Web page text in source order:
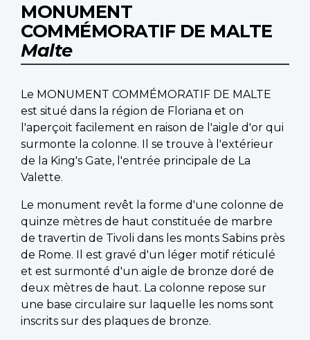
MONUMENT
COMMÉMORATIF DE MALTE
Malte
Le MONUMENT COMMÉMORATIF DE MALTE
est situé dans la région de Floriana et on
l'aperçoit facilement en raison de l'aigle d'or qui
surmonte la colonne. Il se trouve à l'extérieur
de la King's Gate, l'entrée principale de La
Valette.
Le monument revêt la forme d'une colonne de
quinze mètres de haut constituée de marbre
de travertin de Tivoli dans les monts Sabins près
de Rome. Il est gravé d'un léger motif réticulé
et est surmonté d'un aigle de bronze doré de
deux mètres de haut. La colonne repose sur
une base circulaire sur laquelle les noms sont
inscrits sur des plaques de bronze.